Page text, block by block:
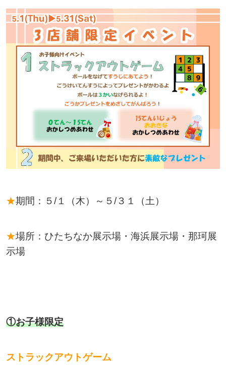
★期間：５/１（木）～５/３１（土）
★場所：ひたちなか展示場・海浜展示場・那珂展
示場
①お子様限定
ストラックアウトゲーム